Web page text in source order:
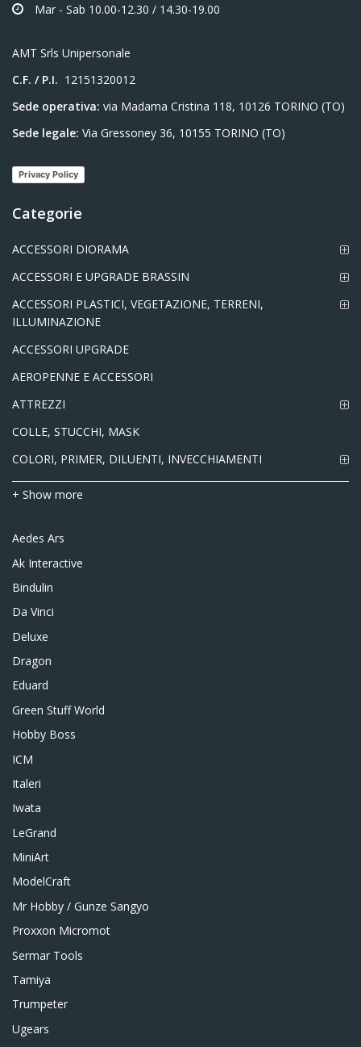
Mar - Sab 10.00-12.30 / 14.30-19.00
AMT Srls Unipersonale
C.F. / P.I. 12151320012
Sede operativa: via Madama Cristina 118, 10126 TORINO (TO)
Sede legale: Via Gressoney 36, 10155 TORINO (TO)
Privacy Policy
Categorie
ACCESSORI DIORAMA
ACCESSORI E UPGRADE BRASSIN
ACCESSORI PLASTICI, VEGETAZIONE, TERRENI,
ILLUMINAZIONE
ACCESSORI UPGRADE
AEROPENNE E ACCESSORI
ATTREZZI
COLLE, STUCCHI, MASK
COLORI, PRIMER, DILUENTI, INVECCHIAMENTI
+ Show more
Aedes Ars
Ak Interactive
Bindulin
Da Vinci
Deluxe
Dragon
Eduard
Green Stuff World
Hobby Boss
ICM
Italeri
Iwata
LeGrand
MiniArt
ModelCraft
Mr Hobby / Gunze Sangyo
Proxxon Micromot
Sermar Tools
Tamiya
Trumpeter
Ugears